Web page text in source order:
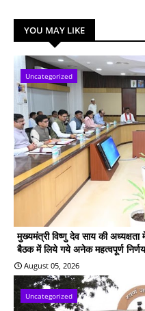
YOU MAY LIKE
Uncategorized
मुख्यमंत्री विष्णु देव साय की
बैठक में लिये गये अनेक महत्वपूर्ण निर्णय
August 05, 2026
Uncategorized